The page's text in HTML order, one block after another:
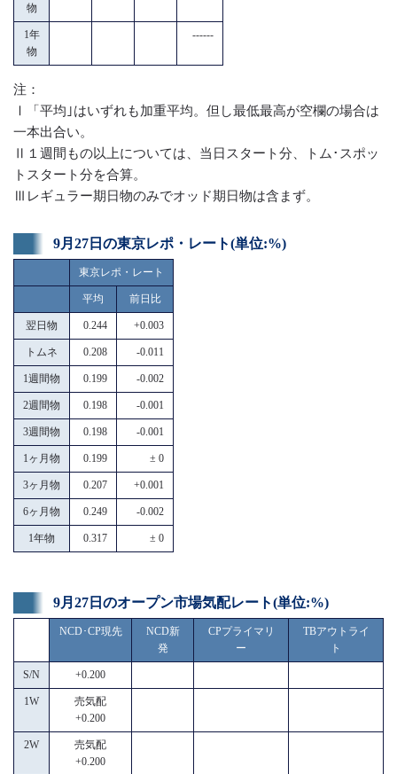
物
1年
物
------
注：
Ⅰ「平均｣はいずれも加重平均。但し最低最高が空欄の場合は
一本出合い。
Ⅱ１週間もの以上については、当日スタート分、トム･スポッ
トスタート分を合算。
Ⅲレギュラー期日物のみでオッド期日物は含まず。
9月27日の東京レポ・レート(単位:%)
東京レポ・レート
平均 前日比
翌日物 0.244 +0.003
トムネ 0.208 -0.011
1週間物 0.199 -0.002
2週間物 0.198 -0.001
3週間物 0.198 -0.001
1ヶ月物 0.199 ± 0
3ヶ月物 0.207 +0.001
6ヶ月物 0.249 -0.002
1年物 0.317 ± 0
9月27日のオープン市場気配レート(単位:%)
NCD･CP現先
NCD新
発
CPプライマリ
ー
TBアウトライ
ト
S/N +0.200
1W
売気配
+0.200
2W
売気配
+0.200